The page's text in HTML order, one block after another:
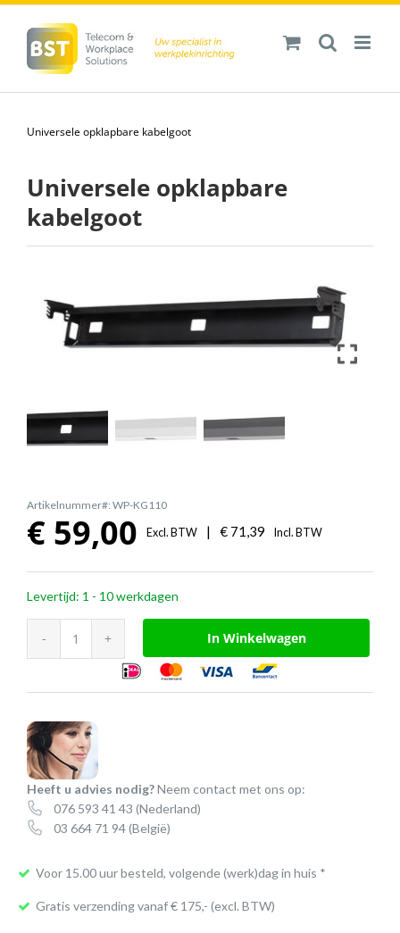
inhoud
Universele opklapbare kabelgoot
Universele opklapbare
kabelgoot
Artikelnummer#: WP-KG110
€ 59,00 Excl. BTW | € 71,39 Incl. BTW
Levertijd: 1 - 10 werkdagen
opklapbare
kabelgoot
In Winkelwagen
Heeft u advies nodig?Neem contact met ons op:
076 593 41 43 (Nederland)
03 664 71 94(België)
Voor 15.00 uur besteld, volgende (werk)dag in huis *
Gratis verzending vanaf € 175,- (excl. BTW)